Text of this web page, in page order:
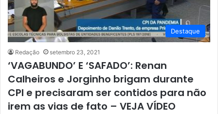
Destaque
Redação setembro 23, 2021
‘VAGABUNDO’ E ‘SAFADO’: Renan
Calheiros e Jorginho brigam durante
CPI e precisaram ser contidos para não
irem as vias de fato – VEJA VÍDEO